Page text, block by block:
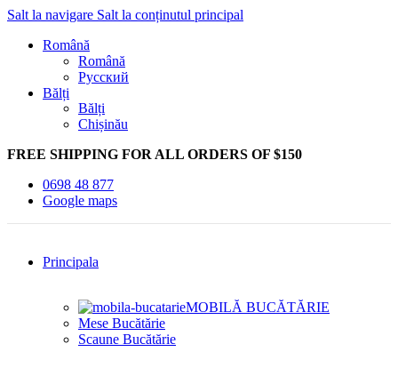
Salt la navigare Salt la conținutul principal
Română
Română
Русский
Bălți
Bălți
Chișinău
FREE SHIPPING FOR ALL ORDERS OF $150
0698 48 877
Google maps
Principala
MOBILĂ BUCĂTĂRIE
Mese Bucătărie
Scaune Bucătărie